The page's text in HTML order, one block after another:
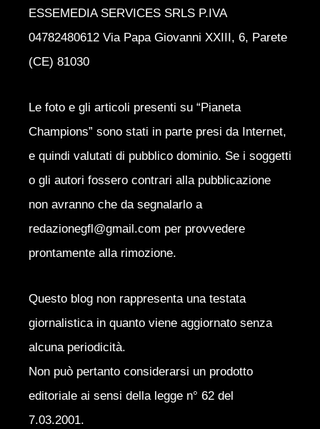
ESSEMEDIA SERVICES SRLS P.IVA
04782480612 Via Papa Giovanni XXIII, 6, Parete
(CE) 81030
Le foto e gli articoli presenti su “Pianeta
Champions” sono stati in parte presi da Internet,
e quindi valutati di pubblico dominio. Se i soggetti
o gli autori fossero contrari alla pubblicazione
non avranno che da segnalarlo a
redazionegfl@gmail.com per provvedere
prontamente alla rimozione.
Questo blog non rappresenta una testata
giornalistica in quanto viene aggiornato senza
alcuna periodicità.
Non può pertanto considerarsi un prodotto
editoriale ai sensi della legge n° 62 del
7.03.2001.